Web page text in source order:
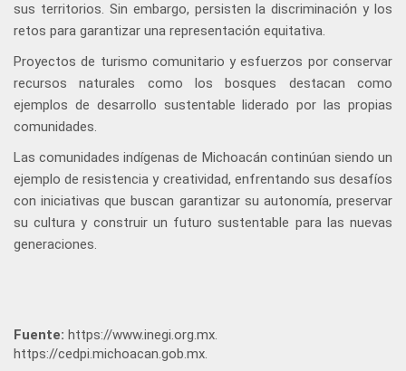
sus territorios. Sin embargo, persisten la discriminación y los
retos para garantizar una representación equitativa.
Proyectos de turismo comunitario y esfuerzos por conservar
recursos naturales como los bosques destacan como
ejemplos de desarrollo sustentable liderado por las propias
comunidades.
Las comunidades indígenas de Michoacán continúan siendo un
ejemplo de resistencia y creatividad, enfrentando sus desafíos
con iniciativas que buscan garantizar su autonomía, preservar
su cultura y construir un futuro sustentable para las nuevas
generaciones.
Fuente: https://www.inegi.org.mx.
https://cedpi.michoacan.gob.mx.